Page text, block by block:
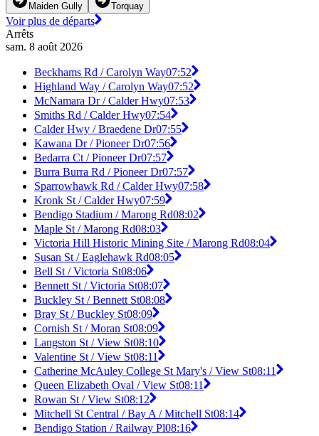
Maiden Gully Torquay
Voir plus de départs
Arrêts
sam. 8 août 2026
Beckhams Rd / Carolyn Way07:52
Highland Way / Carolyn Way07:52
McNamara Dr / Calder Hwy07:53
Smiths Rd / Calder Hwy07:54
Calder Hwy / Braedene Dr07:55
Kawana Dr / Pioneer Dr07:56
Bedarra Ct / Pioneer Dr07:57
Burra Burra Rd / Pioneer Dr07:57
Sparrowhawk Rd / Calder Hwy07:58
Kronk St / Calder Hwy07:59
Bendigo Stadium / Marong Rd08:02
Maple St / Marong Rd08:03
Victoria Hill Historic Mining Site / Marong Rd08:04
Susan St / Eaglehawk Rd08:05
Bell St / Victoria St08:06
Bennett St / Victoria St08:07
Buckley St / Bennett St08:08
Bray St / Buckley St08:09
Cornish St / Moran St08:09
Langston St / View St08:10
Valentine St / View St08:11
Catherine McAuley College St Mary's / View St08:11
Queen Elizabeth Oval / View St08:11
Rowan St / View St08:12
Mitchell St Central / Bay A / Mitchell St08:14
Bendigo Station / Railway Pl08:16